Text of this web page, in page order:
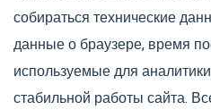
собираться технические
данные о браузере, время
используемые для
стабильной работы сайта.